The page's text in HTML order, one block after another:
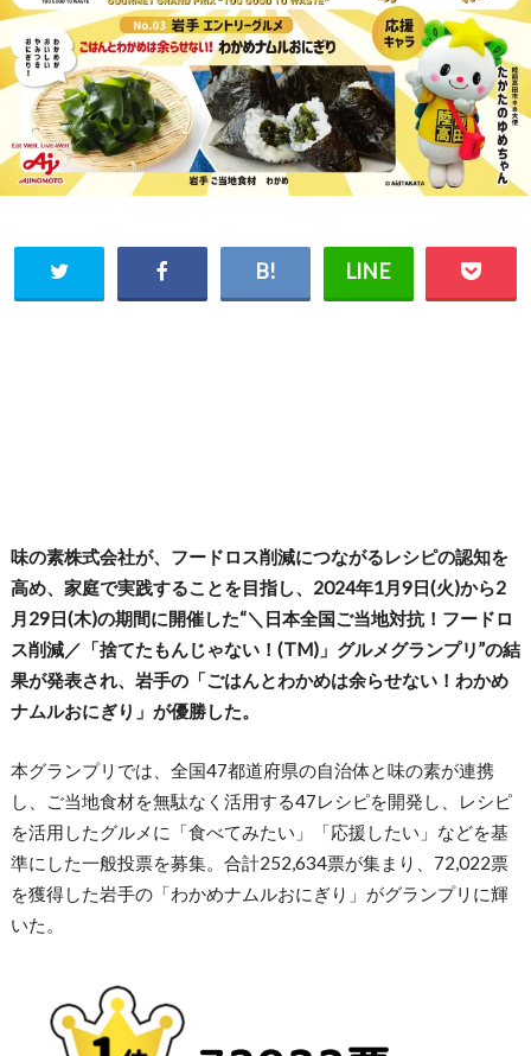
味の素株式会社が、フードロス削減につながるレシピの認知を
高め、家庭で実践することを目指し、2024年1月9日(火)から2
月29日(木)の期間に開催した“＼日本全国ご当地対抗！フードロ
ス削減／「捨てたもんじゃない！(TM)」グルメグランプリ”の結
果が発表され、岩手の「ごはんとわかめは余らせない！わかめ
ナムルおにぎり」が優勝した。
本グランプリでは、全国47都道府県の自治体と味の素が連携
し、ご当地食材を無駄なく活用する47レシピを開発し、レシピ
を活用したグルメに「食べてみたい」「応援したい」などを基
準にした一般投票を募集。合計252,634票が集まり、72,022票
を獲得した岩手の「わかめナムルおにぎり」がグランプリに輝
いた。